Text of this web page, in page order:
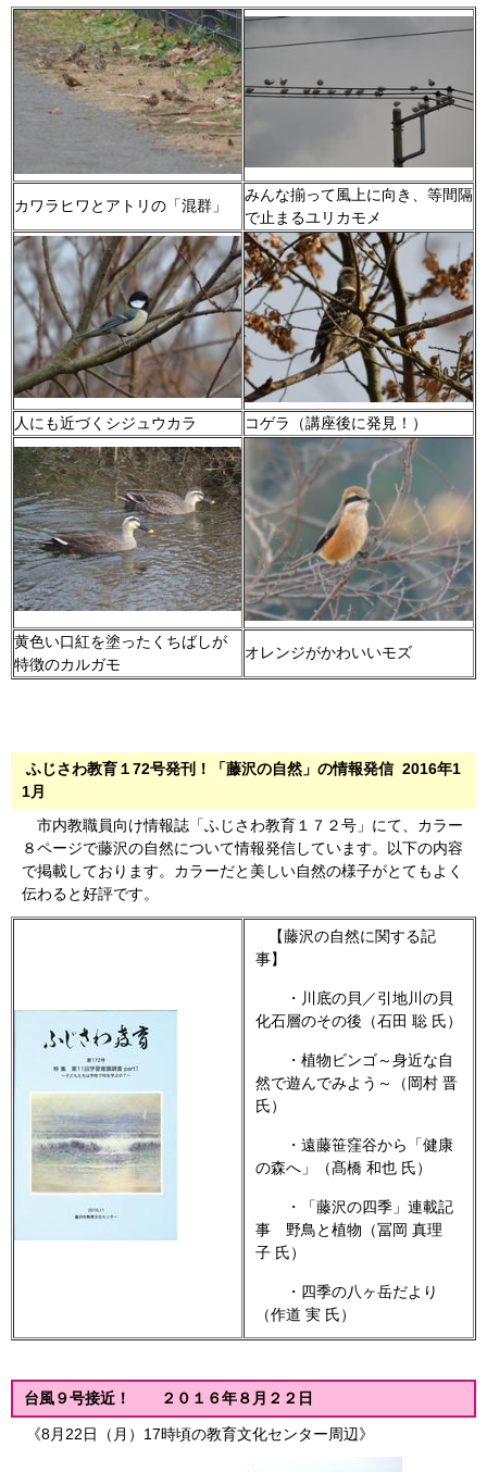
カワラヒワとアトリの「混群」
みんな揃って風上に向き、等間隔
で止まるユリカモメ
人にも近づくシジュウカラ コゲラ（講座後に発見！）
黄色い口紅を塗ったくちばしが
特徴のカルガモ
オレンジがかわいいモズ
ふじさわ教育１72号発刊！「藤沢の自然」の情報発信 2016年1
1月
市内教職員向け情報誌「ふじさわ教育１７２号」にて、カラー
８ページで藤沢の自然について情報発信しています。以下の内容
で掲載しております。カラーだと美しい自然の様子がとてもよく
伝わると好評です。
【藤沢の自然に関する記
事】
・川底の貝／引地川の貝
化石層のその後（石田 聡 氏）
・植物ビンゴ～身近な自
然で遊んでみよう～（岡村 晋
氏）
・遠藤笹窪谷から「健康
の森へ」（髙橋 和也 氏）
・「藤沢の四季」連載記
事 野鳥と植物（冨岡 真理
子 氏）
・四季の八ヶ岳だより
（作道 実 氏）
台風９号接近！ ２０１６年８月２２日
《8月22日（月）17時頃の教育文化センター周辺》